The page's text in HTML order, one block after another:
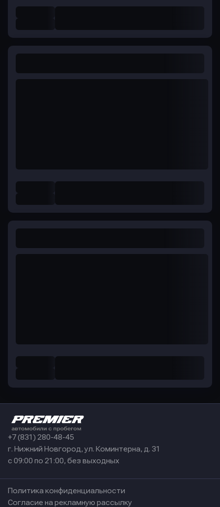
+7 (831) 280-48-45
г. Нижний Новгород, ул. Коминтерна, д. 31
с 09:00 по 21:00, без выходных
Политика конфиденциальности
Согласие на рекламную рассылку